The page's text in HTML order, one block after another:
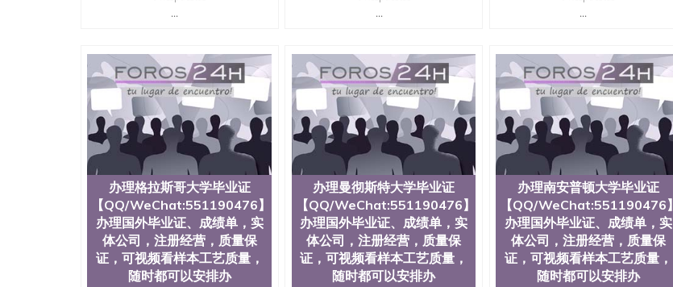
... ... ...
办理格拉斯哥大学毕业证
【QQ/WeChat:551190476】
办理国外毕业证、成绩单，实
体公司，注册经营，质量保
证，可视频看样本工艺质量，
随时都可以安排办
办理曼彻斯特大学毕业证
【QQ/WeChat:551190476】
办理国外毕业证、成绩单，实
体公司，注册经营，质量保
证，可视频看样本工艺质量，
随时都可以安排办
办理南安普顿大学毕业证
【QQ/WeChat:551190476】
办理国外毕业证、成绩单，实
体公司，注册经营，质量保
证，可视频看样本工艺质量，
随时都可以安排办